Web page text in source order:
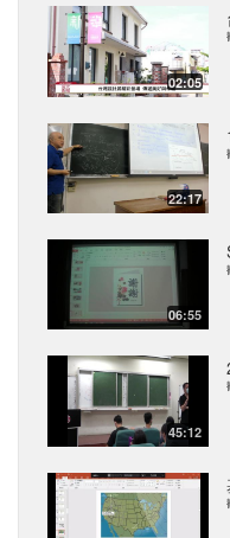
02:05
22:17
06:55
45:12